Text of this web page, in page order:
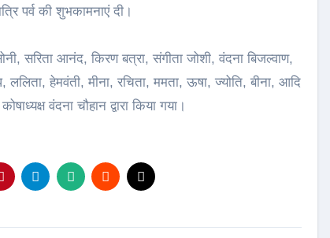
पर्व की शुभकामनाएं दी।
सरिता आनंद, किरण बत्रा, संगीता जोशी, वंदना बिजल्वाण,
ललिता, हेमवंती, मीना, रचिता, ममता, ऊषा, ज्योति, बीना, आदि
वंदना चौहान द्वारा किया गया।